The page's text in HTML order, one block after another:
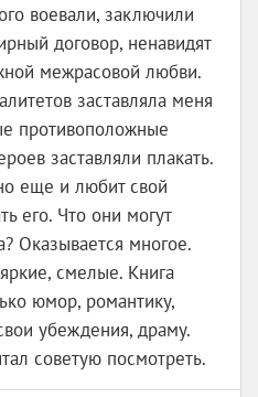
воевали, заключили
договор, ненавидят
межрасовой любви.
заставляла меня
противоположные
заставляли плакать.
еще и любит свой
его. Что они могут
Оказывается многое.
смелые. Книга
юмор, романтику,
убеждения, драму.
советую посмотреть.